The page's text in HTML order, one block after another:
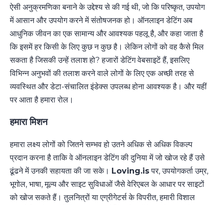
ऐसी अनुक्रमणिका बनाने के उद्देश्य से की गई थी, जो कि परिष्कृत, उपयोग
में आसान और उपयोग करने में संतोषजनक हो। ऑनलाइन डेटिंग अब
आधुनिक जीवन का एक सामान्य और आवश्यक पहलू है, और कहा जाता है
कि इसमें हर किसी के लिए कुछ न कुछ है। लेकिन लोगों को वह कैसे मिल
सकता है जिसकी उन्हें तलाश हो? हजारों डेटिंग वेबसाइटें हैं, इसलिए
विभिन्न अनुभवों की तलाश करने वाले लोगों के लिए एक अच्छी तरह से
व्यवस्थित और डेटा-संचालित इंडेक्स उपलब्ध होना आवश्यक है। और यहीं
पर आता है हमारा रोल।
हमारा मिशन
हमारा लक्ष्य लोगों को जितने सम्भव हो उतने अधिक से अधिक विकल्प
प्रदान करना है ताकि वे ऑनलाइन डेटिंग की दुनिया में जो खोज रहे हैं उसे
ढूंढने में उनकी सहायता की जा सके। Loving.isपर, उपयोगकर्ता उम्र,
भूगोल, भाषा, मूल्य और साइट सुविधाओं जैसे वेरिएबल के आधार पर साइटों
को खोज सकते हैं। तुलनित्रों या एग्रीगेटर्स के विपरीत, हमारी विशाल